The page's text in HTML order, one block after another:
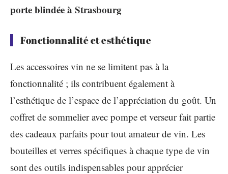
porte blindée à Strasbourg
Fonctionnalité et esthétique
Les accessoires vin ne se limitent pas à la
fonctionnalité ; ils contribuent également à
l’esthétique de l’espace de l’appréciation du goût. Un
coffret de sommelier avec pompe et verseur fait partie
des cadeaux parfaits pour tout amateur de vin. Les
bouteilles et verres spécifiques à chaque type de vin
sont des outils indispensables pour apprécier